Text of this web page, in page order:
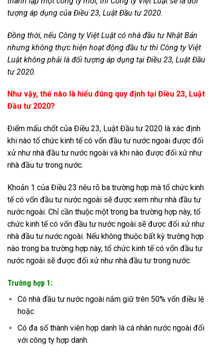
tượng áp dụng của Điều 23, Luật Đầu tư 2020.
Đồng thời, nếu Công ty Việt Luật có nhà đầu tư Nhật Bản
nhưng không thực hiện hoạt động đầu tư thì Công ty Việt
Luật không phải là đối tượng áp dụng tại Điều 23, Luật Đầu
tư 2020.
Như vậy, thế nào là hiểu đúng quy định tại Điều 23, Luật
Đầu tư 2020?
Điểm mấu chốt của Điều 23, Luật Đầu tư 2020 là xác định
khi nào tổ chức kinh tế có vốn đầu tư nước ngoài được đối
xử như nhà đầu tư nước ngoài và khi nào được đối xử như
nhà đầu tư trong nước.
Khoản 1 của Điều 23 nêu rõ ba trường hợp mà tổ chức kinh
tế có vốn đầu tư nước ngoài sẽ được xem như nhà đầu tư
nước ngoài. Chỉ cần thuộc một trong ba trường hợp này, tổ
chức kinh tế có vốn đầu tư nước ngoài sẽ được đối xử như
nhà đầu tư nước ngoài. Nếu không thuộc bất kỳ trường hợp
nào trong ba trường hợp này, tổ chức kinh tế có vốn đầu tư
nước ngoài sẽ được đối xử như nhà đầu tư trong nước.
Trường hợp 1:
Có nhà đầu tư nước ngoài nắm giữ trên 50% vốn điều lệ
hoặc
Có đa số thành viên hợp danh là cá nhân nước ngoài đối
với công ty hợp danh.